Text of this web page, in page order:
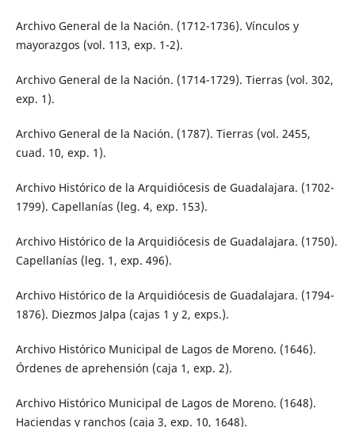
Archivo General de la Nación. (1712-1736). Vínculos y
mayorazgos (vol. 113, exp. 1-2).
Archivo General de la Nación. (1714-1729). Tierras (vol. 302,
exp. 1).
Archivo General de la Nación. (1787). Tierras (vol. 2455,
cuad. 10, exp. 1).
Archivo Histórico de la Arquidiócesis de Guadalajara. (1702-
1799). Capellanías (leg. 4, exp. 153).
Archivo Histórico de la Arquidiócesis de Guadalajara. (1750).
Capellanías (leg. 1, exp. 496).
Archivo Histórico de la Arquidiócesis de Guadalajara. (1794-
1876). Diezmos Jalpa (cajas 1 y 2, exps.).
Archivo Histórico Municipal de Lagos de Moreno. (1646).
Órdenes de aprehensión (caja 1, exp. 2).
Archivo Histórico Municipal de Lagos de Moreno. (1648).
Haciendas y ranchos (caja 3, exp. 10, 1648).